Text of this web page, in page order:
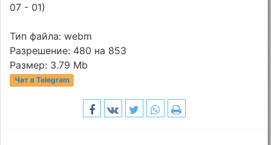
07 - 01)
Тип файла: webm
Разрешение: 480 на 853
Размер: 3.79 Mb
Чат в Telegram